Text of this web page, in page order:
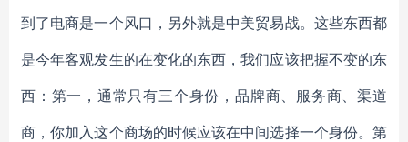
到了电商是一个风口，另外就是中美贸易战。这些东西都
是今年客观发生的在变化的东西，我们应该把握不变的东
西：第一，通常只有三个身份，品牌商、服务商、渠道
商，你加入这个商场的时候应该在中间选择一个身份。第